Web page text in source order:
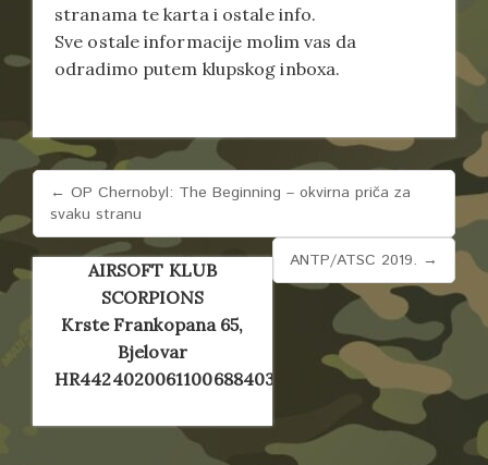
stranama te karta i ostale info.
Sve ostale informacije molim vas da
odradimo putem klupskog inboxa.
NAVIGACIJA
OBJAVA
← OP Chernobyl: The Beginning – okvirna priča za
svaku stranu
ANTP/ATSC 2019. →
AIRSOFT KLUB
SCORPIONS
Krste Frankopana 65,
Bjelovar
HR4424020061100688403